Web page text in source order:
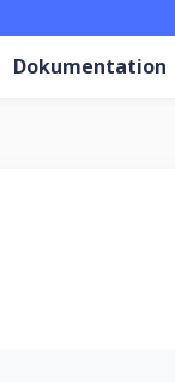
Dokumentation